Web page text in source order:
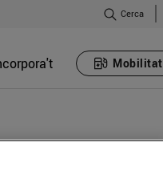
Cerca
Mobilitat